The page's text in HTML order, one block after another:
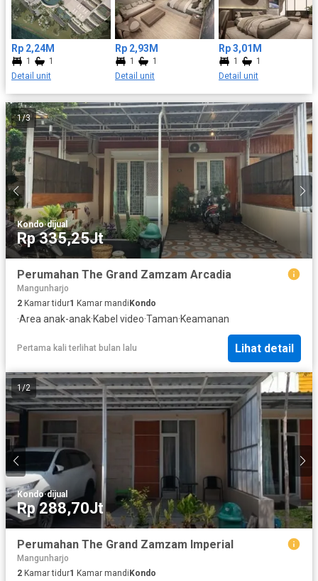
seeking both lifestyle value and sustainable passive income in
one of Bali’s most desirable areas.
Rp 2,24M
1
1
Detail unit
Rp 2,93M
1
1
Detail unit
Rp 3,01M
1
1
Detail unit
1/3
Kondo·dijual
Rp 335,25Jt
Perumahan The Grand Zamzam Arcadia
Mangunharjo
2 Kamar tidur1 Kamar mandi Kondo
·Area anak-anak·Kabel video·Taman·Keamanan
Pertama kali terlihat bulan lalu Lihat detail
1/2
Kondo·dijual
Rp 288,70Jt
Perumahan The Grand Zamzam Imperial
Mangunharjo
2 Kamar tidur1 Kamar mandiKondo